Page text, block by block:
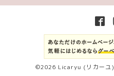
©2026 Licaryu (リカーユ)